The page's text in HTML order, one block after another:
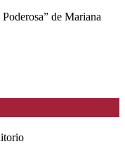
de Mariana